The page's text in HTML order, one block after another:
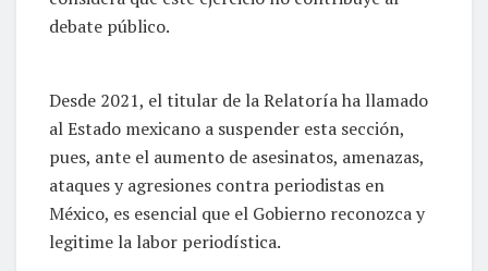
debate público.
Desde 2021, el titular de la Relatoría ha llamado
al Estado mexicano a suspender esta sección,
pues, ante el aumento de asesinatos, amenazas,
ataques y agresiones contra periodistas en
México, es esencial que el Gobierno reconozca y
legitime la labor periodística.